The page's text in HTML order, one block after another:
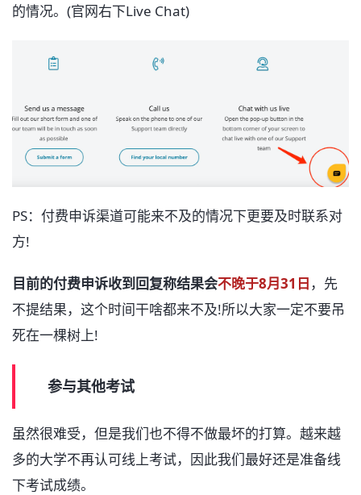
的情况。(官网右下Live Chat)
PS：付费申诉渠道可能来不及的情况下更要及时联系对
方!
目前的付费申诉收到回复称结果会不晚于8月31日 ，先
不提结果，这个时间干啥都来不及!所以大家一定不要吊
死在一棵树上!
参与其他考试
虽然很难受，但是我们也不得不做最坏的打算。越来越
多的大学不再认可线上考试，因此我们最好还是准备线
下考试成绩。